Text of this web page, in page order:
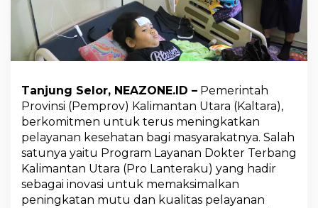
s
a
r
N
o
n
a
s
O
A
P
S
I
Tanjung Selor, NEAZONE.ID – Pemerintah
Provinsi (Pemprov) Kalimantan Utara (Kaltara),
berkomitmen untuk terus meningkatkan
pelayanan kesehatan bagi masyarakatnya. Salah
satunya yaitu Program Layanan Dokter Terbang
Kalimantan Utara (Pro Lanteraku) yang hadir
sebagai inovasi untuk memaksimalkan
peningkatan mutu dan kualitas pelayanan